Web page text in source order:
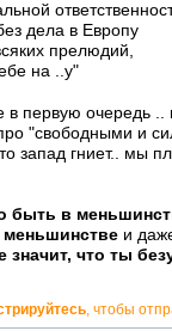
дела в Европу
прелюдий,
на ..у"
в первую очередь ..
"свободными и
запад гниет.. мы
быть в
и
значит, что ты
, чтобы